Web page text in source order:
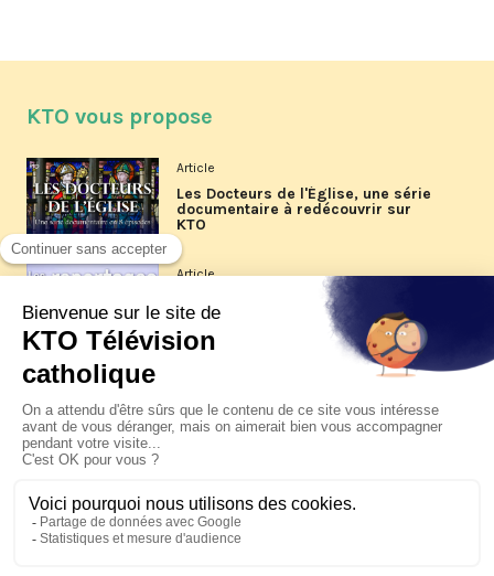
KTO vous propose
Article
Les Docteurs de l'Église, une série
documentaire à redécouvrir sur
KTO
Article
Les reportages d'été 2026 de KTO
La visite pastorale du pape Léon
XIV à Assise à suivre sur KTO le
jeudi 6 août
Le pape en Uruguay, Argentine et
Pérou du 6 au 17 novembre 2026